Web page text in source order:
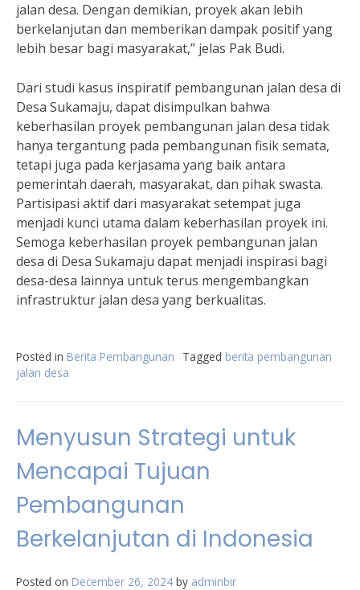
jalan desa. Dengan demikian, proyek akan lebih
berkelanjutan dan memberikan dampak positif yang
lebih besar bagi masyarakat,” jelas Pak Budi.
Dari studi kasus inspiratif pembangunan jalan desa di
Desa Sukamaju, dapat disimpulkan bahwa
keberhasilan proyek pembangunan jalan desa tidak
hanya tergantung pada pembangunan fisik semata,
tetapi juga pada kerjasama yang baik antara
pemerintah daerah, masyarakat, dan pihak swasta.
Partisipasi aktif dari masyarakat setempat juga
menjadi kunci utama dalam keberhasilan proyek ini.
Semoga keberhasilan proyek pembangunan jalan
desa di Desa Sukamaju dapat menjadi inspirasi bagi
desa-desa lainnya untuk terus mengembangkan
infrastruktur jalan desa yang berkualitas.
Posted in Berita Pembangunan Tagged berita pembangunan
jalan desa
Menyusun Strategi untuk
Mencapai Tujuan
Pembangunan
Berkelanjutan di Indonesia
Posted on December 26, 2024 by adminbir